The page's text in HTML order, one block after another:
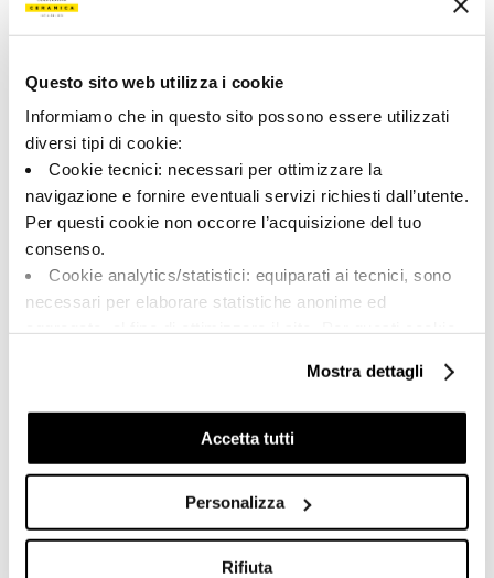
Questo sito web utilizza i cookie
Informiamo che in questo sito possono essere utilizzati
diversi tipi di cookie:
Cookie tecnici: necessari per ottimizzare la
navigazione e fornire eventuali servizi richiesti dall’utente.
Per questi cookie non occorre l’acquisizione del tuo
consenso.
Cookie analytics/statistici: equiparati ai tecnici, sono
necessari per elaborare statistiche anonime ed
Cookie di profilazione/marketing: sono utilizzati, solo
previo tuo consenso, per esaminare le tue abitudini di
navigazione e mostrarti quindi avvisi pubblicitari mirati, in
linea con le tue preferenze.
cookie di profilazione, selezionando uno dei bottoni sotto
riportati. Puoi avere maggiori dettagli visionando
l’Informativa estesa cookie. La chiusura del presente
Mostra dettagli
Accetta tutti
Personalizza
Rifiuta
170669 | AZMA6 12N RM
Collection
00684
Noir
Catégorie:
Fond
Format:
naturel
Aspect superficiel:
mat
Stonalisation:
Share: